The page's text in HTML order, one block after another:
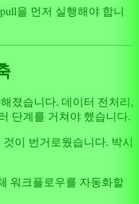
을 먼저 실행해야 합니
졌습니다. 데이터 전처리,
단계를 거쳐야 했습니다.
이 번거로웠습니다. 박시
워크플로우를 자동화할